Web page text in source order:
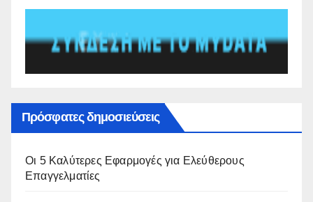
Πρόσφατες δημοσιεύσεις
Οι 5 Καλύτερες Εφαρμογές για Ελεύθερους
Επαγγελματίες